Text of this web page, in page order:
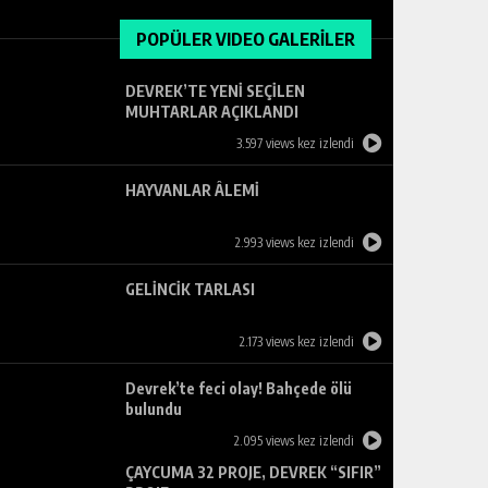
POPÜLER VIDEO GALERİLER
DEVREK’TE YENİ SEÇİLEN
MUHTARLAR AÇIKLANDI
3.597 views kez izlendi
HAYVANLAR ÂLEMİ
2.993 views kez izlendi
GELİNCİK TARLASI
2.173 views kez izlendi
Devrek’te feci olay! Bahçede ölü
bulundu
2.095 views kez izlendi
ÇAYCUMA 32 PROJE, DEVREK “SIFIR”